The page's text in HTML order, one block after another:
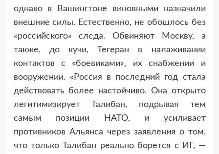
однако в Вашингтоне виновными назначили
внешние силы. Естественно, не обошлось без
«российского» следа. Обвиняют Москву, а
также, до кучи, Тегеран в налаживании
контактов с «боевиками», их снабжении и
вооружении. «Россия в последний год стала
действовать более настойчиво. Она открыто
легитимизирует Талибан, подрывая тем
самым позиции НАТО, и усиливает
противников Альянса через заявления о том,
что только Талибан реально борется с ИГ, —